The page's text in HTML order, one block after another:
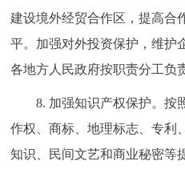
建设境外经贸合作区，提高合
平。加强对外投资保护，维护
各地方人民政府按职责分工负
8. 加强知识产权保护。按
作权、商标、地理标志、专利
知识、民间文艺和商业秘密等